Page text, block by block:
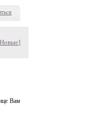
Новые]
Вам